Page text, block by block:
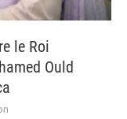
le Roi
Ould